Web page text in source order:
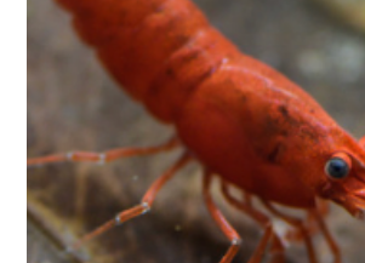
et interagissent dans leur environnement !